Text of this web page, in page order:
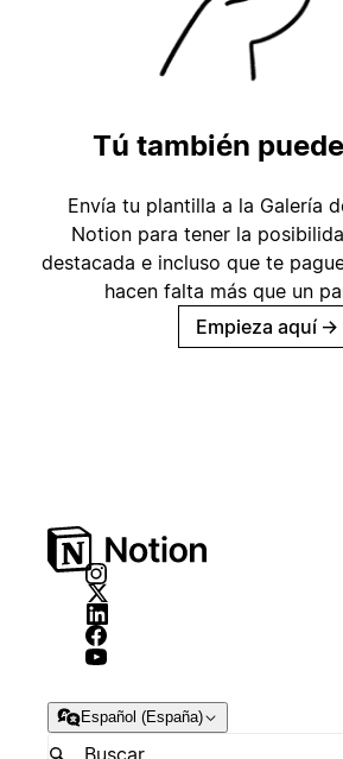
Tú también
Envía tu plantilla a la Galería
Notion para tener la
destacada e incluso que te
hacen falta más que un
Empieza aquí →
Español (España)